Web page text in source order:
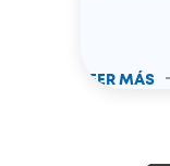
LEER MÁS